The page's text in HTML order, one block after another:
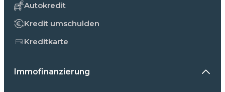
Autokredit
Kredit umschulden
Kreditkarte
Immofinanzierung